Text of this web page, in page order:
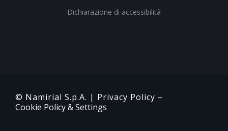
Dichiarazione di accessibilità
© Namirial S.p.A. | Privacy Policy –
Cookie Policy & Settings